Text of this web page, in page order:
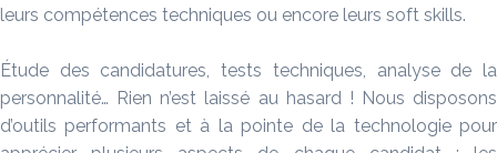
leurs compétences techniques ou encore leurs soft skills.
Étude des candidatures, tests techniques, analyse de la
personnalité… Rien n’est laissé au hasard ! Nous disposons
d’outils performants et à la pointe de la technologie pour